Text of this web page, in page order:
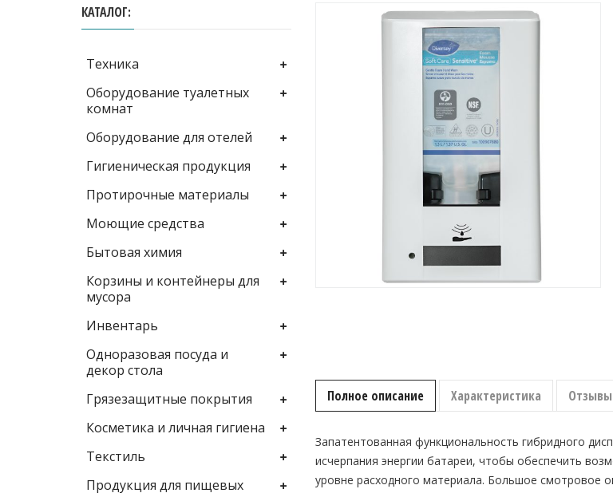
Полное описание Характеристика
Запатентованная функциональность гибридного
исчерпания энергии батареи, чтобы обеспечить
уровне расходного материала. Большое смотровое
КАТАЛОГ
Техника
Оборудование туалетных
комнат
Оборудование для отелей
Гигиеническая продукция
Протирочные материалы
Моющие средства
Бытовая химия
Корзины и контейнеры для
мусора
Инвентарь
Одноразовая посуда и
декор стола
Грязезащитные покрытия
Косметика и личная гигиена
Текстиль
Продукция для пищевых